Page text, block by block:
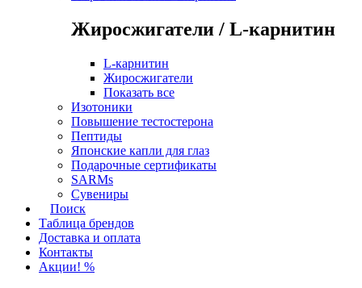
Жиросжигатели / L-карнитин
L-карнитин
Жиросжигатели
Показать все
Изотоники
Повышение тестостерона
Пептиды
Японские капли для глаз
Подарочные сертификаты
SARMs
Сувениры
Поиск
Таблица брендов
Доставка и оплата
Контакты
Акции! %